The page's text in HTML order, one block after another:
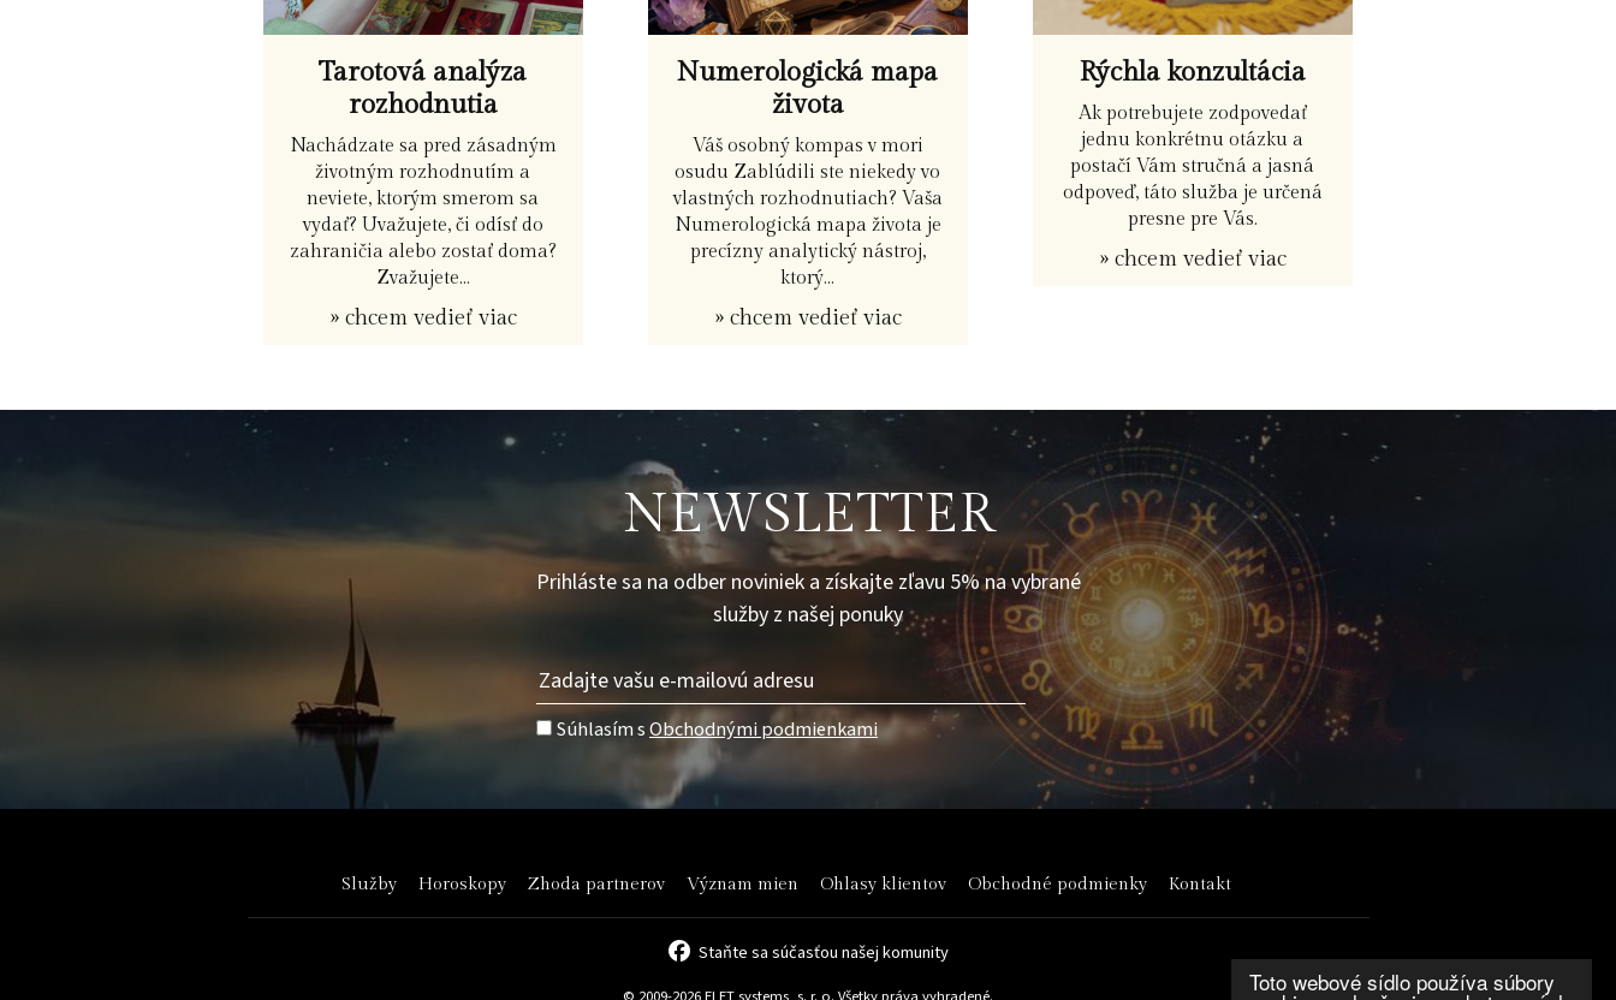
Toto webové sídlo používa súbory
Tarotová analýza
rozhodnutia
Nachádzate sa pred zásadným
životným rozhodnutím a
neviete, ktorým smerom sa
vydať? Uvažujete, či odísť do
zahraničia alebo zostať doma?
Zvažujete...
» chcem vedieť viac
Numerologická mapa
života
Váš osobný kompas v mori
osudu Zablúdili ste niekedy vo
vlastných rozhodnutiach? Vaša
Numerologická mapa života je
precízny analytický nástroj,
ktorý...
» chcem vedieť viac
Rýchla konzultácia
Ak potrebujete zodpovedať
jednu konkrétnu otázku a
postačí Vám stručná a jasná
odpoveď, táto služba je určená
presne pre Vás.
» chcem vedieť viac
NEWSLETTER
Prihláste sa na odber noviniek a získajte zľavu 5% na vybrané
služby z našej ponuky
Súhlasím sObchodnými podmienkami
Služby Horoskopy Zhoda partnerov Význam mien Ohlasy klientov Obchodné podmienky Kontakt
Staňte sa súčasťou našej komunity